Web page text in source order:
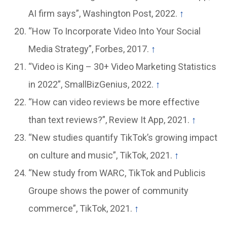
AI firm says”, Washington Post, 2022. ↑
“How To Incorporate Video Into Your Social
Media Strategy”, Forbes, 2017. ↑
“Video is King – 30+ Video Marketing Statistics
in 2022”, SmallBizGenius, 2022. ↑
“How can video reviews be more effective
than text reviews?”, Review It App, 2021. ↑
“New studies quantify TikTok’s growing impact
on culture and music”, TikTok, 2021. ↑
“New study from WARC, TikTok and Publicis
Groupe shows the power of community
commerce”, TikTok, 2021. ↑